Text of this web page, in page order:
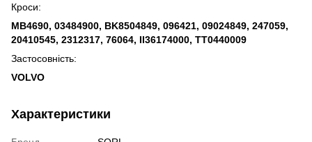
Кроси:
MB4690, 03484900, BK8504849, 096421, 09024849, 247059,
20410545, 2312317, 76064, II36174000, TT0440009
Застосовність:
VOLVO
Характеристики